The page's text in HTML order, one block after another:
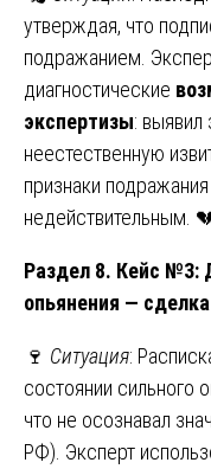
утверждая, что
подражанием.
диагностические
экспертизы:
неестественную
признаки
недействительным.
Раздел 8. Кейс №3:
опьянения —
🍷 Ситуация:
состоянии сильного
что не осознавал
РФ). Эксперт